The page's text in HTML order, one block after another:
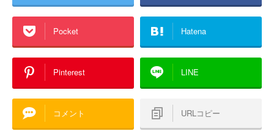
Pocket Hatena
Pinterest LINE
コメント URLコピー